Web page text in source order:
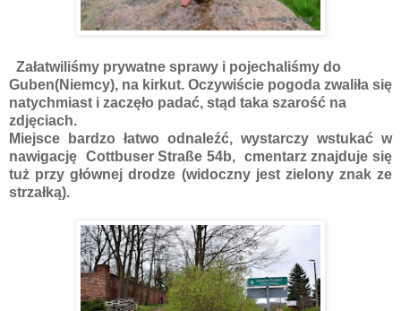
Załatwiliśmy prywatne sprawy i pojechaliśmy do
Guben(Niemcy), na kirkut. Oczywiście pogoda zwaliła się
natychmiast i zaczęło padać, stąd taka szarość na
zdjęciach.
Miejsce bardzo łatwo odnaleźć, wystarczy wstukać w
nawigację Cottbuser Straße 54b, cmentarz znajduje się
tuż przy głównej drodze (widoczny jest zielony znak ze
strzałką).